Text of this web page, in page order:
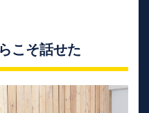
こそ話せた